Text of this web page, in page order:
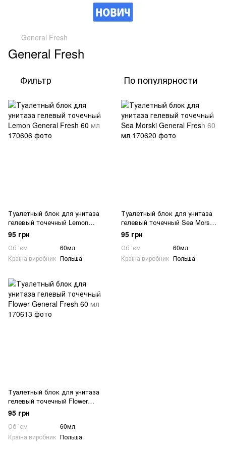
General Fresh
General Fresh
Фильтр По популярности
Туалетный блок для унитаза
гелевый точечный Lemon
General Fresh 60 мл
95 грн
Об `єм
60мл
Країна виробник Польша
Туалетный блок для унитаза
гелевый точечный Sea Morski
General Fresh 60 мл
95 грн
Об `єм
60мл
Країна виробник Польша
Туалетный блок для унитаза
гелевый точечный Flower
General Fresh 60 мл
95 грн
Об `єм
60мл
Країна виробник Польша